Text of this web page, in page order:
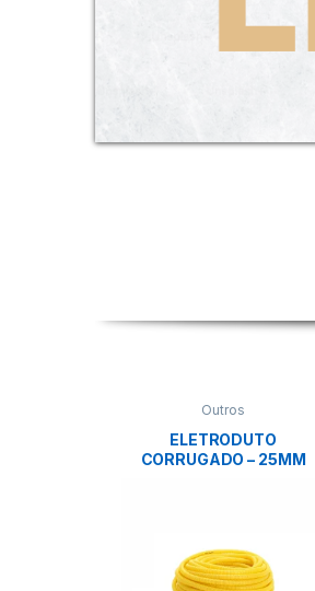
Outros
ELETRODUTO
CORRUGADO – 25MM